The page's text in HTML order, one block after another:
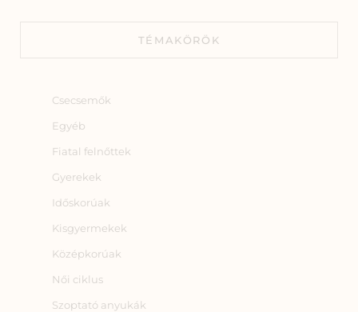
TÉMAKÖRÖK
Csecsemők
Egyéb
Fiatal felnőttek
Gyerekek
Időskorúak
Kisgyermekek
Középkorúak
Női ciklus
Szoptató anyukák